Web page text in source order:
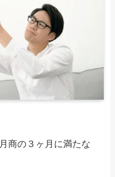
商の３ヶ月に満たな